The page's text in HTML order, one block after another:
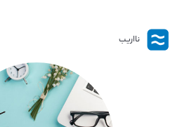
نااریب